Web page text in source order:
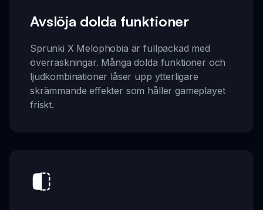
Avslöja dolda funktioner
Sprunki X Melophobia är fullpackad med
överraskningar. Många dolda funktioner och
ljudkombinationer låser upp ytterligare
skrämmande effekter som håller gameplayet
friskt.